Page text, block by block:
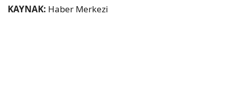
KAYNAK: Haber Merkezi